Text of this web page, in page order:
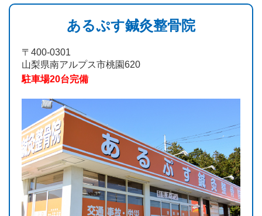
あるぷす鍼灸整骨院
〒400-0301
山梨県南アルプス市桃園620
駐車場20台完備